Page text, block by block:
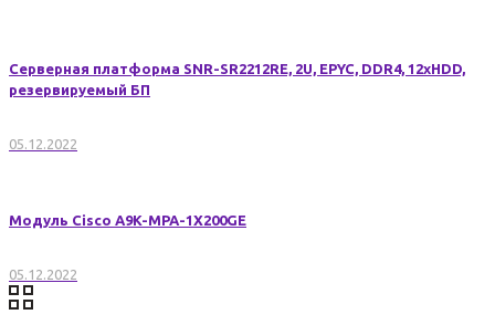
Серверная платформа SNR-SR2212RE, 2U, EPYC, DDR4, 12xHDD,
резервируемый БП
05.12.2022
Модуль Cisco A9K-MPA-1X200GE
05.12.2022